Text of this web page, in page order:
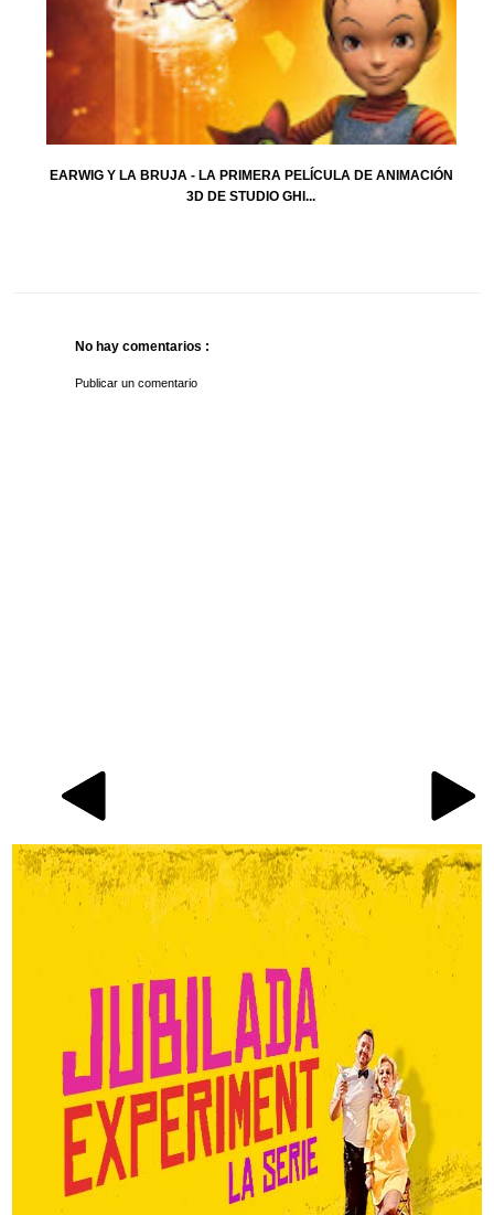
EARWIG Y LA BRUJA - LA PRIMERA PELÍCULA DE ANIMACIÓN
3D DE STUDIO GHI...
No hay comentarios :
Publicar un comentario